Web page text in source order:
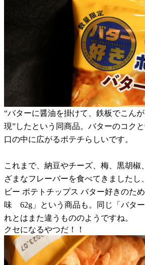
“バターに醤油を掛けて、鉄板でこん
現”したという同商品。バターのコクと
口の中に広がるポテチらしいです。
これまで、納豆やチーズ、梅、黒胡椒
ざまなフレーバーを食べてきましたし
ビー ポテトチップス バター好きのた
味 62g」という商品も。同じ「バタ
れとはまた違うもののようですね。
クセになるやつだ！！